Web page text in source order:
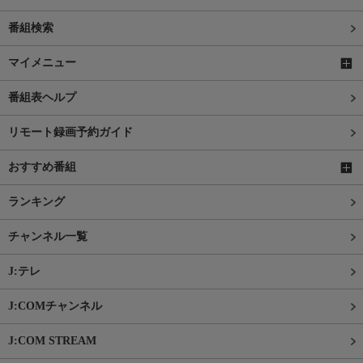
番組検索
マイメニュー
番組表ヘルプ
リモート録画予約ガイド
おすすめ番組
ランキング
チャンネル一覧
J:テレ
J:COMチャンネル
J:COM STREAM